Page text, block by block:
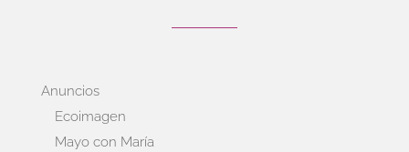
Anuncios
Ecoimagen
Mayo con María